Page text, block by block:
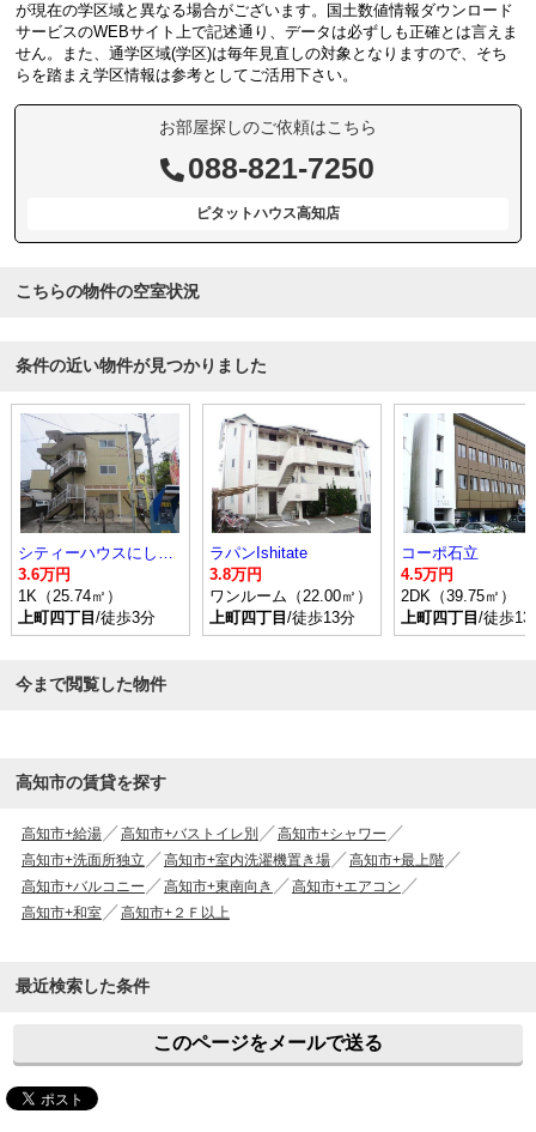
が現在の学区域と異なる場合がございます。国土数値情報ダウンロード
サービスのWEBサイト上で記述通り、データは必ずしも正確とは言えま
せん。また、通学区域(学区)は毎年見直しの対象となりますので、そち
らを踏まえ学区情報は参考としてご活用下さい。
お部屋探しのご依頼はこちら
088-821-7250
ピタットハウス高知店
こちらの物件の空室状況
条件の近い物件が見つかりました
シティーハウスにしまち
3.6万円
1K（25.74㎡）
上町四丁目 /徒歩3分
ラパンIshitate
3.8万円
ワンルーム（22.00㎡）
上町四丁目 /徒歩13分
コーポ石立
4.5万円
2DK（39.75㎡）
上町四丁目 /徒歩13
今まで閲覧した物件
高知市の賃貸を探す
高知市+給湯 高知市+バストイレ別
高知市+シャワー
高知市+洗面所独立
高知市+室内洗濯機置き場
高知市+最上階
高知市+バルコニー
高知市+東南向き
高知市+エアコン
高知市+和室
高知市+２Ｆ以上
最近検索した条件
このページをメールで送る